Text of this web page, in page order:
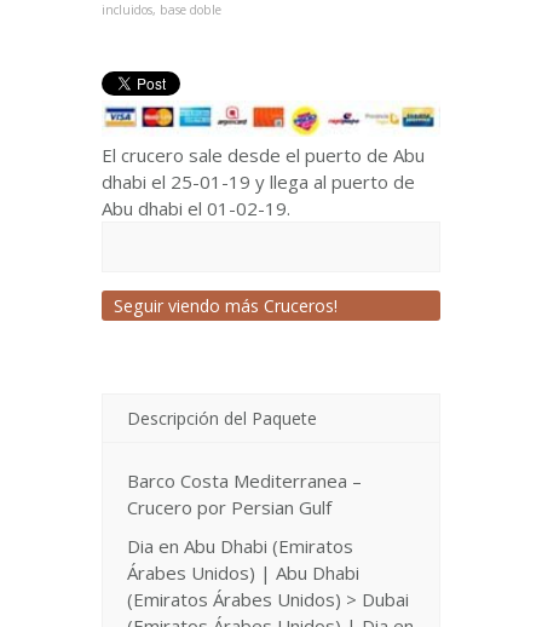
incluidos, base doble
El crucero sale desde el puerto de Abu
dhabi el 25-01-19 y llega al puerto de
Abu dhabi el 01-02-19.
Seguir viendo más Cruceros!
Descripción del Paquete
Barco Costa Mediterranea –
Crucero por Persian Gulf
Dia en Abu Dhabi (Emiratos
Árabes Unidos) | Abu Dhabi
(Emiratos Árabes Unidos) > Dubai